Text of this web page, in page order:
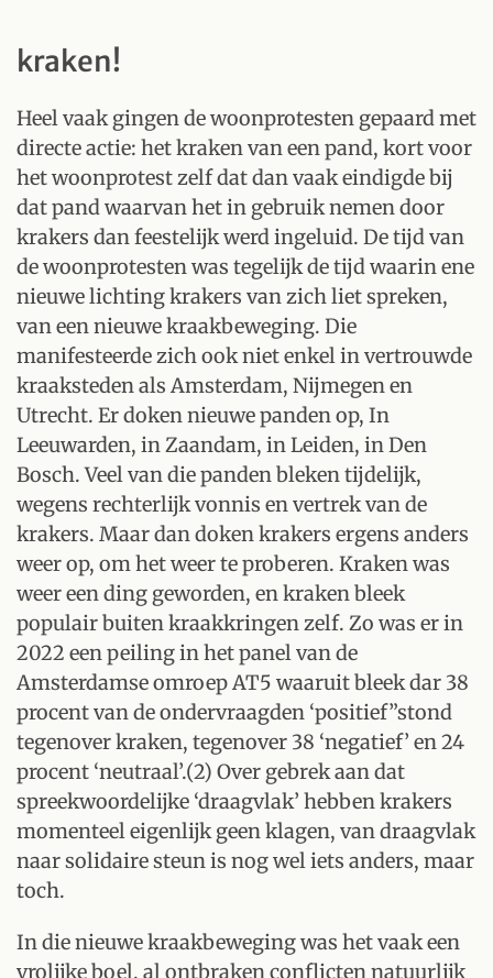
kraken!
Heel vaak gingen de woonprotesten gepaard met
directe actie: het kraken van een pand, kort voor
het woonprotest zelf dat dan vaak eindigde bij
dat pand waarvan het in gebruik nemen door
krakers dan feestelijk werd ingeluid. De tijd van
de woonprotesten was tegelijk de tijd waarin ene
nieuwe lichting krakers van zich liet spreken,
van een nieuwe kraakbeweging. Die
manifesteerde zich ook niet enkel in vertrouwde
kraaksteden als Amsterdam, Nijmegen en
Utrecht. Er doken nieuwe panden op, In
Leeuwarden, in Zaandam, in Leiden, in Den
Bosch. Veel van die panden bleken tijdelijk,
wegens rechterlijk vonnis en vertrek van de
krakers. Maar dan doken krakers ergens anders
weer op, om het weer te proberen. Kraken was
weer een ding geworden, en kraken bleek
populair buiten kraakkringen zelf. Zo was er in
2022 een peiling in het panel van de
Amsterdamse omroep AT5 waaruit bleek dar 38
procent van de ondervraagden ‘positief”stond
tegenover kraken, tegenover 38 ‘negatief’ en 24
procent ‘neutraal’.(2) Over gebrek aan dat
spreekwoordelijke ‘draagvlak’ hebben krakers
momenteel eigenlijk geen klagen, van draagvlak
naar solidaire steun is nog wel iets anders, maar
toch.
In die nieuwe kraakbeweging was het vaak een
vrolijke boel, al ontbraken conflicten natuurlijk